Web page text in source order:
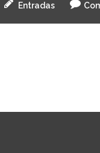
Entradas